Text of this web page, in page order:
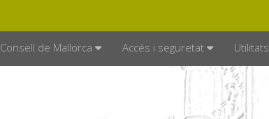
Consell de Mallorca Accés i seguretat Utilitats